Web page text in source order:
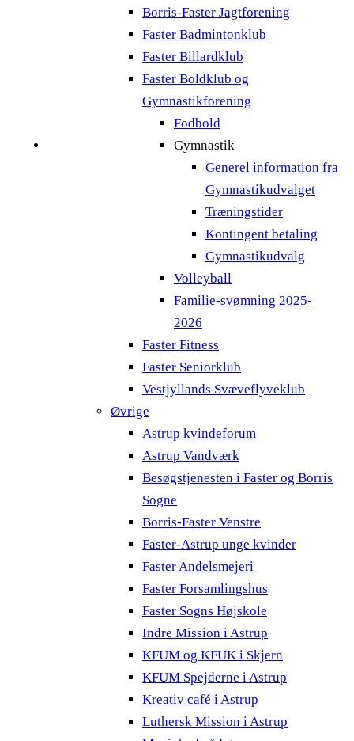
Borris-Faster Jagtforening
Faster Badmintonklub
Faster Billardklub
Faster Boldklub og
Gymnastikforening
Fodbold
Gymnastik
Generel information fra
Gymnastikudvalget
Træningstider
Kontingent betaling
Gymnastikudvalg
Volleyball
Familie-svømning 2025-
2026
Faster Fitness
Faster Seniorklub
Vestjyllands Svæveflyveklub
Øvrige
Astrup kvindeforum
Astrup Vandværk
Besøgstjenesten i Faster og Borris
Sogne
Borris-Faster Venstre
Faster-Astrup unge kvinder
Faster Andelsmejeri
Faster Forsamlingshus
Faster Sogns Højskole
Indre Mission i Astrup
KFUM og KFUK i Skjern
KFUM Spejderne i Astrup
Kreativ café i Astrup
Luthersk Mission i Astrup